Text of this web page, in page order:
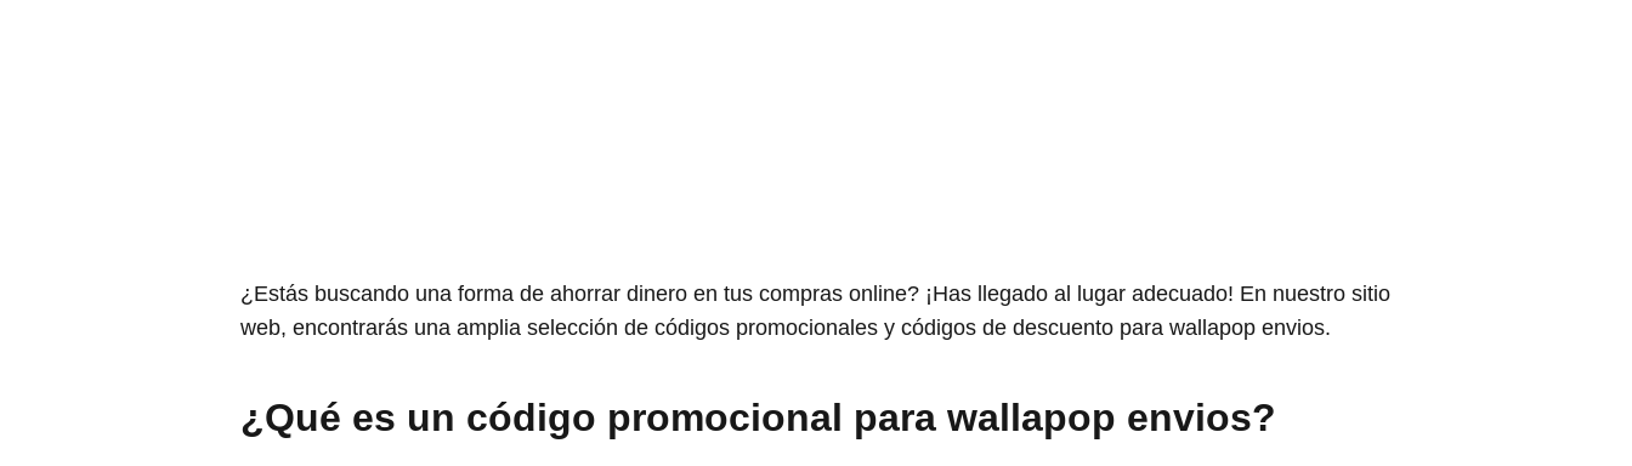
¿Estás buscando una forma de ahorrar dinero en tus compras online? ¡Has llegado al lugar adecuado! En nuestro sitio
web, encontrarás una amplia selección de códigos promocionales y códigos de descuento para wallapop envios.
¿Qué es un código promocional para wallapop envios?